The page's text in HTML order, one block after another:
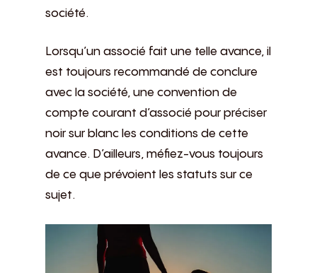
société.
Lorsqu’un associé fait une telle avance, il
est toujours recommandé de conclure
avec la société, une convention de
compte courant d’associé pour préciser
noir sur blanc les conditions de cette
avance. D’ailleurs, méfiez-vous toujours
de ce que prévoient les statuts sur ce
sujet.